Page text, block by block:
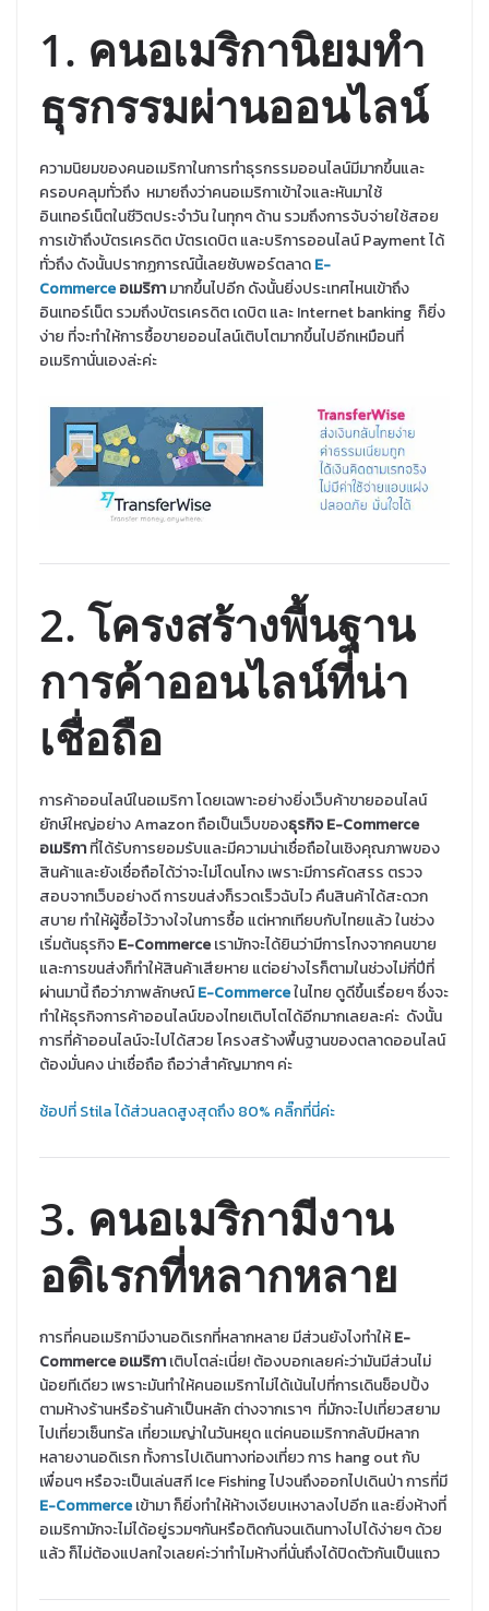
1. คนอเมริกานิยมทำ
ธุรกรรมผ่านออนไลน์
ความนิยมของคนอเมริกาในการทำธุรกรรมออนไลน์มีมากขึ้นและ
ครอบคลุมทั่วถึง หมายถึงว่าคนอเมริกาเข้าใจและหันมาใช้
อินเทอร์เน็ตในชีวิตประจำวัน ในทุกๆ ด้าน รวมถึงการจับจ่ายใช้สอย
การเข้าถึงบัตรเครดิต บัตรเดบิต และบริการออนไลน์ Payment ได้
ทั่วถึง ดังนั้นปรากฏการณ์นี้เลยซับพอร์ตลาดE-
Commerceอเมริกามากขึ้นไปอีก ดังนั้นยิ่งประเทศไหนเข้าถึง
อินเทอร์เน็ต รวมถึงบัตรเครดิต เดบิต และ Internet banking ก็ยิ่ง
ง่าย ที่จะทำให้การซื้อขายออนไลน์เติบโตมากขึ้นไปอีกเหมือนที่
อเมริกานั่นเองล่ะค่ะ
2. โครงสร้างพื้นฐาน
การค้าออนไลน์ที่น่า
เชื่อถือ
การค้าออนไลน์ในอเมริกา โดยเฉพาะอย่างยิ่งเว็บค้าขายออนไลน์
ยักษ์ใหญ่อย่าง Amazon ถือเป็นเว็บของธุรกิจE-Commerce
อเมริกาที่ได้รับการยอมรับและมีความน่าเชื่อถือในเชิงคุณภาพของ
สินค้าและยังเชื่อถือได้ว่าจะไม่โดนโกง เพราะมีการคัดสรร ตรวจ
สอบจากเว็บอย่างดี การขนส่งก็รวดเร็วฉับไว คืนสินค้าได้สะดวก
สบาย ทำให้ผู้ซื้อไว้วางใจในการซื้อ แต่หากเทียบกับไทยแล้ว ในช่วง
เริ่มต้นธุรกิจE-Commerceเรามักจะได้ยินว่ามีการโกงจากคนขาย
และการขนส่งก็ทำให้สินค้าเสียหาย แต่อย่างไรก็ตามในช่วงไม่กี่ปีที่
ผ่านมานี้ ถือว่าภาพลักษณ์E-Commerceในไทย ดูดีขึ้นเรื่อยๆ ซึ่งจะ
ทำให้ธุรกิจการค้าออนไลน์ของไทยเติบโตได้อีกมากเลยละค่ะ ดังนั้น
การที่ค้าออนไลน์จะไปได้สวย โครงสร้างพื้นฐานของตลาดออนไลน์
ต้องมั่นคง น่าเชื่อถือ ถือว่าสำคัญมากๆ ค่ะ
ช้อปที่ Stila ได้ส่วนลดสูงสุดถึง 80% คลิ๊กที่นี่ค่ะ
3. คนอเมริกามีงาน
อดิเรกที่หลากหลาย
การที่คนอเมริกามีงานอดิเรกที่หลากหลาย มีส่วนยังไงทำให้E-
Commerce อเมริกาเติบโตล่ะเนี่ย! ต้องบอกเลยค่ะว่ามันมีส่วนไม่
น้อยทีเดียว เพราะมันทำให้คนอเมริกาไม่ได้เน้นไปที่การเดินช็อปปิ้ง
ตามห้างร้านหรือร้านค้าเป็นหลัก ต่างจากเราๆ ที่มักจะไปเที่ยวสยาม
ไปเที่ยวเซ็นทรัล เที่ยวเมญ่าในวันหยุด แต่คนอเมริกากลับมีหลาก
หลายงานอดิเรก ทั้งการไปเดินทางท่องเที่ยว การ hang out กับ
เพื่อนๆ หรือจะเป็นเล่นสกี Ice Fishing ไปจนถึงออกไปเดินป่า การที่มี
E-Commerceเข้ามา ก็ยิ่งทำให้ห้างเงียบเหงาลงไปอีก และยิ่งห้างที่
อเมริกามักจะไม่ได้อยู่รวมๆกันหรือติดกันจนเดินทางไปได้ง่ายๆ ด้วย
แล้ว ก็ไม่ต้องแปลกใจเลยค่ะว่าทำไมห้างที่นั่นถึงได้ปิดตัวกันเป็นแถว